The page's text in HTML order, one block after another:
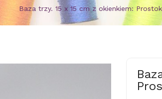
Baza trzy. 15 x 15 cm z okienkiem: